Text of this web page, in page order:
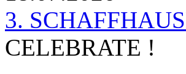
3.
CELEBRATE !